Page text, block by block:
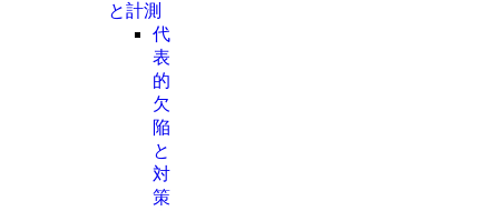
と計測
代
表
的
欠
陥
と
対
策